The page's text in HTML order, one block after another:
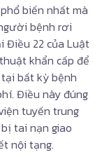
biến nhất mà
bệnh rơi
Điều 22 của Luật
khẩn cấp để
bất kỳ bệnh
Điều này đúng
tuyến trung
tai nạn giao
nội tạng.